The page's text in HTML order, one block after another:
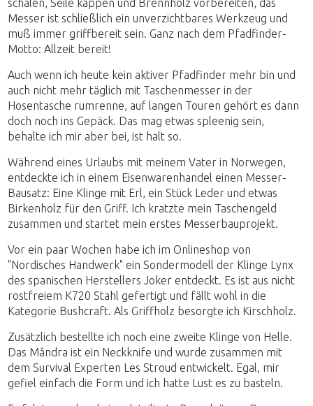
schälen, Seile kappen und Brennholz vorbereiten, das
Messer ist schließlich ein unverzichtbares Werkzeug und
muß immer griffbereit sein. Ganz nach dem Pfadfinder-
Motto: Allzeit bereit!
Auch wenn ich heute kein aktiver Pfadfinder mehr bin und
auch nicht mehr täglich mit Taschenmesser in der
Hosentasche rumrenne, auf langen Touren gehört es dann
doch noch ins Gepäck. Das mag etwas spleenig sein,
behalte ich mir aber bei, ist halt so.
Während eines Urlaubs mit meinem Vater in Norwegen,
entdeckte ich in einem Eisenwarenhandel einen Messer-
Bausatz: Eine Klinge mit Erl, ein Stück Leder und etwas
Birkenholz für den Griff. Ich kratzte mein Taschengeld
zusammen und startet mein erstes Messerbauprojekt.
Vor ein paar Wochen habe ich im Onlineshop von
"Nordisches Handwerk" ein Sondermodell der Klinge Lynx
des spanischen Herstellers Joker entdeckt. Es ist aus nicht
rostfreiem K720 Stahl gefertigt und fällt wohl in die
Kategorie Bushcraft. Als Griffholz besorgte ich Kirschholz.
Zusätzlich bestellte ich noch eine zweite Klinge von Helle.
Das Mândra ist ein Neckknife und wurde zusammen mit
dem Survival Experten Les Stroud entwickelt. Egal, mir
gefiel einfach die Form und ich hatte Lust es zu basteln.